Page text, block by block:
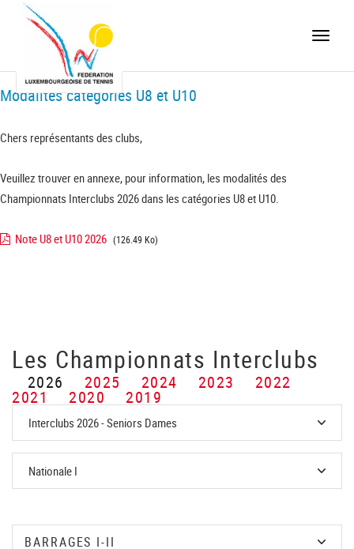
Toggle
Modalités catégories U8 et U10
Chers représentants des clubs,
Veuillez trouver en annexe, pour information, les modalités des
Championnats Interclubs 2026 dans les catégories U8 et U10.
Note U8 et U10 2026 (126.49 Ko)
Les Championnats Interclubs
2026 2025 2024 2023 2022
2021 2020 2019